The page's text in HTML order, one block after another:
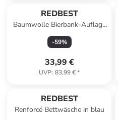
REDBEST
Baumwolle Bierbank-Auflage
2er-Pack Seattle in apfelgrün
-59%
33,99 €
UVP: 83,99 €*
REDBEST
Renforcé Bettwäsche in blau